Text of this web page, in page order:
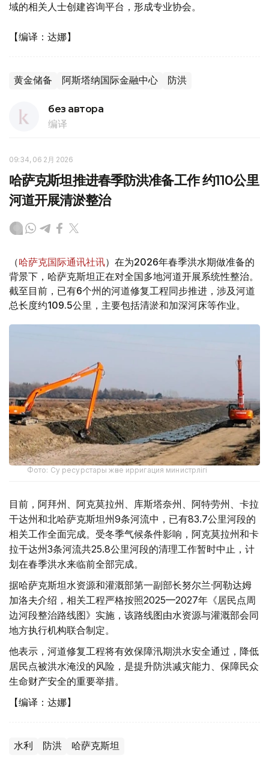
域的相关人士创建咨询平台，形成专业协会。
【编译：达娜】
黄金储备 阿斯塔纳国际金融中心 防洪
без автора
编译
09:34, 06 2月 2026
哈萨克斯坦推进春季防洪准备工作 约110公里
河道开展清淤整治
（哈萨克国际通讯社讯）在为2026年春季洪水期做准备的
背景下，哈萨克斯坦正在对全国多地河道开展系统性整治。
截至目前，已有6个州的河道修复工程同步推进，涉及河道
总长度约109.5公里，主要包括清淤和加深河床等作业。
Фото: Су ресурстары және ирригация министрлігі
目前，阿拜州、阿克莫拉州、库斯塔奈州、阿特劳州、卡拉
干达州和北哈萨克斯坦州9条河流中，已有83.7公里河段的
相关工作全面完成。受冬季气候条件影响，阿克莫拉州和卡
拉干达州3条河流共25.8公里河段的清理工作暂时中止，计
划在春季洪水来临前全部完成。
据哈萨克斯坦水资源和灌溉部第一副部长努尔兰·阿勒达姆
加洛夫介绍，相关工程严格按照2025—2027年《居民点周
边河段整治路线图》实施，该路线图由水资源与灌溉部会同
地方执行机构联合制定。
他表示，河道修复工程将有效保障汛期洪水安全通过，降低
居民点被洪水淹没的风险，是提升防洪减灾能力、保障民众
生命财产安全的重要举措。
【编译：达娜】
水利 防洪 哈萨克斯坦